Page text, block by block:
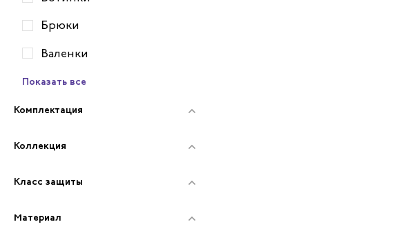
Брюки
Валенки
Показать все
Комплектация
Коллекция
Класс защиты
Материал